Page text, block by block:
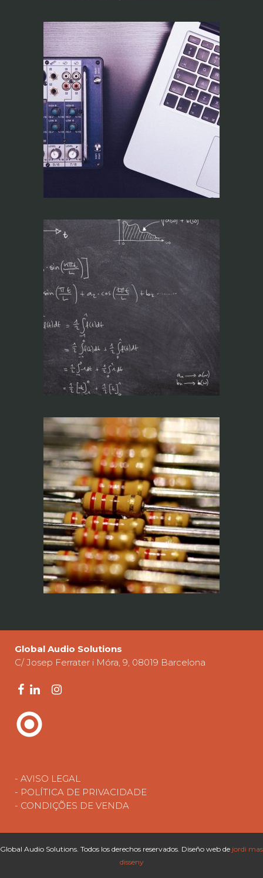
Operador RiTA
Técnico de Sistemas
para Espetáculos
(On line)
Medición de
Impedancia y
Factores
Relacionados (On
line)
Global Audio Solutions
C/ Josep Ferrater i Móra, 9, 08019 Barcelona
- AVISO LEGAL
- POLÍTICA DE PRIVACIDADE
- CONDIÇÕES DE VENDA
Global Audio Solutions. Todos los derechos reservados. Diseño web de jordi mas
disseny